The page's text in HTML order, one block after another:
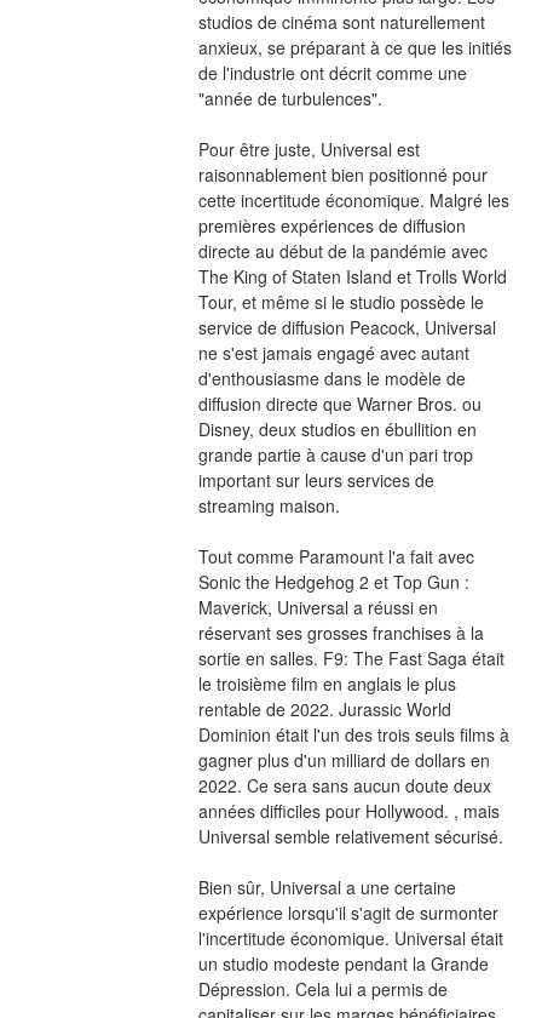
studios de cinéma sont naturellement
anxieux, se préparant à ce que les initiés
de l'industrie ont décrit comme une
"année de turbulences".
Pour être juste, Universal est
raisonnablement bien positionné pour
cette incertitude économique. Malgré les
premières expériences de diffusion
directe au début de la pandémie avec
The King of Staten Island et Trolls World
Tour, et même si le studio possède le
service de diffusion Peacock, Universal
ne s'est jamais engagé avec autant
d'enthousiasme dans le modèle de
diffusion directe que Warner Bros. ou
Disney, deux studios en ébullition en
grande partie à cause d'un pari trop
important sur leurs services de
streaming maison.
Tout comme Paramount l'a fait avec
Sonic the Hedgehog 2 et Top Gun :
Maverick, Universal a réussi en
réservant ses grosses franchises à la
sortie en salles. F9: The Fast Saga était
le troisième film en anglais le plus
rentable de 2022. Jurassic World
Dominion était l'un des trois seuls films à
gagner plus d'un milliard de dollars en
2022. Ce sera sans aucun doute deux
années difficiles pour Hollywood. , mais
Universal semble relativement sécurisé.
Bien sûr, Universal a une certaine
expérience lorsqu'il s'agit de surmonter
l'incertitude économique. Universal était
un studio modeste pendant la Grande
Dépression. Cela lui a permis de